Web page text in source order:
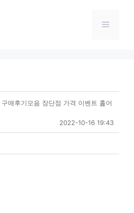
Menu
매후기모음 장단점 가격 이벤트 훑어
2022-10-16 19:43